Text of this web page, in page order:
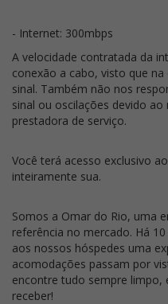
- Internet: 300mbps
A velocidade contratada da
conexão a cabo, visto que
sinal. Também não nos
sinal ou oscilações devido
prestadora de serviço.
Você terá acesso exclusivo
inteiramente sua.
Somos a Omar do Rio, uma
referência no mercado. Há
aos nossos hóspedes uma
acomodações passam por
encontre tudo sempre
receber!